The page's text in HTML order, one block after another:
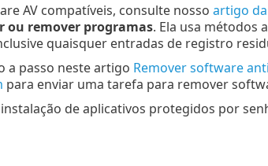
AV compatíveis, consulte nosso artigo
ou remover programas. Ela usa métodos
quaisquer entradas de registro
a passo neste artigo Remover software
para enviar uma tarefa para remover
de aplicativos protegidos por